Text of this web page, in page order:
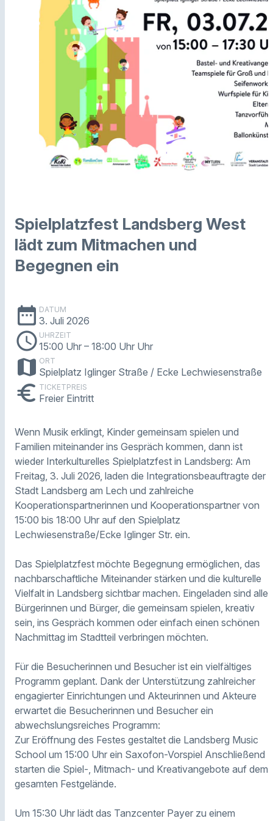
Spielplatzfest Landsberg West
lädt zum Mitmachen und
Begegnen ein
date_range DATUM
3. Juli 2026
schedule UHRZEIT
15:00 Uhr – 18:00 Uhr Uhr
map ORT
Spielplatz Iglinger Straße / Ecke Lechwiesenstraße
euro TICKETPREIS
Freier Eintritt
Wenn Musik erklingt, Kinder gemeinsam spielen und
Familien miteinander ins Gespräch kommen, dann ist
wieder Interkulturelles Spielplatzfest in Landsberg: Am
Freitag, 3. Juli 2026, laden die Integrationsbeauftragte der
Stadt Landsberg am Lech und zahlreiche
Kooperationspartnerinnen und Kooperationspartner von
15:00 bis 18:00 Uhr auf den Spielplatz
Lechwiesenstraße/Ecke Iglinger Str. ein.
Das Spielplatzfest möchte Begegnung ermöglichen, das
nachbarschaftliche Miteinander stärken und die kulturelle
Vielfalt in Landsberg sichtbar machen. Eingeladen sind alle
Bürgerinnen und Bürger, die gemeinsam spielen, kreativ
sein, ins Gespräch kommen oder einfach einen schönen
Nachmittag im Stadtteil verbringen möchten.
Für die Besucherinnen und Besucher ist ein vielfältiges
Programm geplant. Dank der Unterstützung zahlreicher
engagierter Einrichtungen und Akteurinnen und Akteure
erwartet die Besucherinnen und Besucher ein
abwechslungsreiches Programm:
Zur Eröffnung des Festes gestaltet die Landsberg Music
School um 15:00 Uhr ein Saxofon-Vorspiel Anschließend
starten die Spiel-, Mitmach- und Kreativangebote auf dem
gesamten Festgelände.
Um 15:30 Uhr lädt das Tanzcenter Payer zu einem